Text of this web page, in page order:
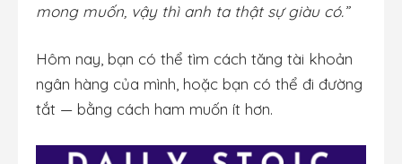
mong muốn, vậy thì anh ta thật sự giàu có.”
Hôm nay, bạn có thể tìm cách tăng tài khoản
ngân hàng của mình, hoặc bạn có thể đi đường
tắt — bằng cách ham muốn ít hơn.